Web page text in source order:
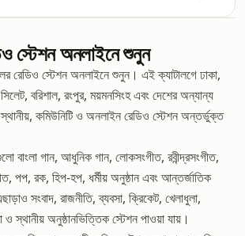
স্টেশন অনলাইনে শুনুন
রেডিও স্টেশন অনলাইনে শুনুন। এই ক্যাটালগে ঢাকা,
সিলেট, বরিশাল, রংপুর, ময়মনসিংহ এবং দেশের অন্যান্য
কমিউনিটি ও অনলাইন রেডিও স্টেশন অন্তর্ভুক্ত
বাংলা গান, আধুনিক গান, লোকসংগীত, রবীন্দ্রসংগীত,
পপ, রক, হিপ-হপ, ধর্মীয় অনুষ্ঠান এবং আন্তর্জাতিক
সংবাদ, রাজনীতি, ব্যবসা, ক্রিকেট, খেলাধুলা,
স্থানীয় অনুষ্ঠানভিত্তিক স্টেশন পাওয়া যায়।